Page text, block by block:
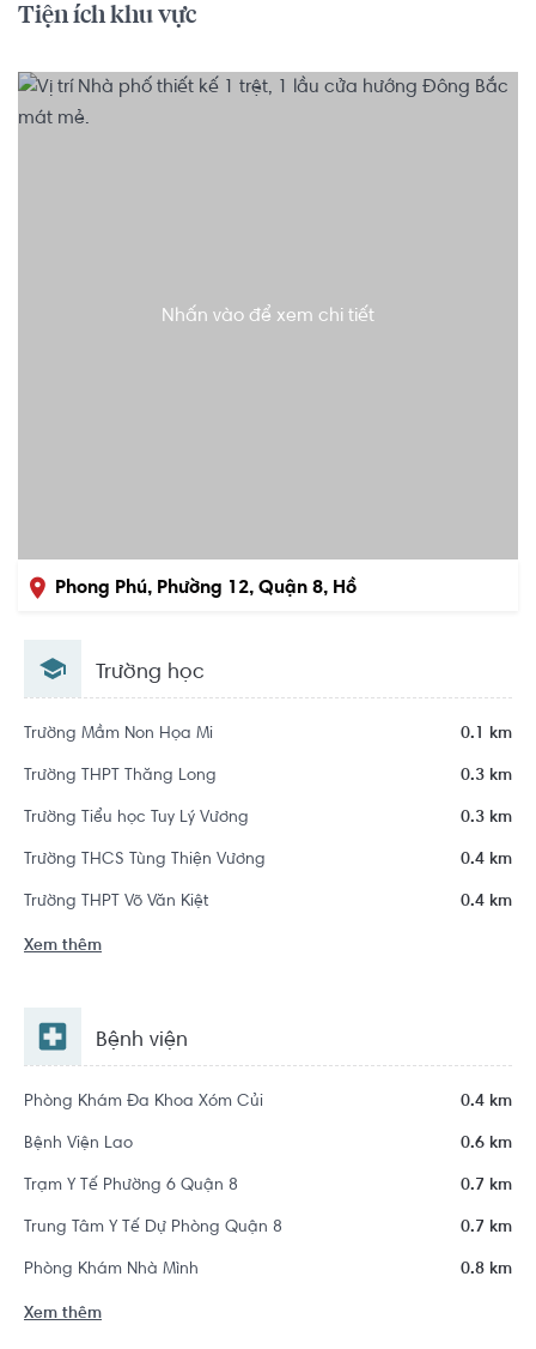
Tiện ích khu vực
Nhấn vào để xem chi tiết
Phong Phú, Phường 12, Quận 8, Hồ
Trường học
Trường Mầm Non Họa Mi 0.1 km
Trường THPT Thăng Long 0.3 km
Trường Tiểu học Tuy Lý Vương 0.3 km
Trường THCS Tùng Thiện Vương 0.4 km
Trường THPT Võ Văn Kiệt 0.4 km
Xem thêm
Bệnh viện
Phòng Khám Đa Khoa Xóm Củi 0.4 km
Bệnh Viện Lao 0.6 km
Trạm Y Tế Phường 6 Quận 8 0.7 km
Trung Tâm Y Tế Dự Phòng Quận 8 0.7 km
Phòng Khám Nhà Mình 0.8 km
Xem thêm